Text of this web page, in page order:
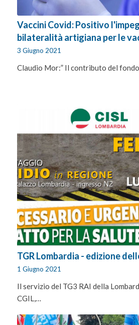
Vaccini Covid: Positivo
bilateralità artigiana per le
3 Giugno 2021
Claudio Mor:” Il contributo del
TGR Lombardia - edizione
1 Giugno 2021
Il servizio del TG3 RAI della
CGIL,…